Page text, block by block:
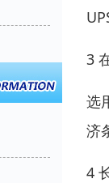
3
选
济
4